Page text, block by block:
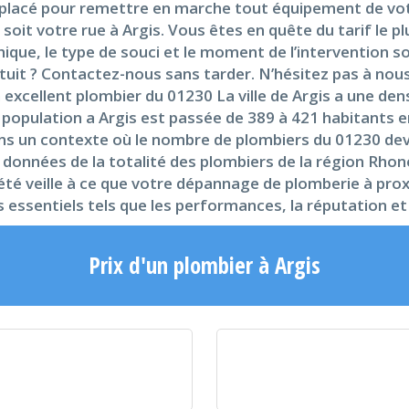
pour remettre en marche tout équipement de
votre rue à Argis. Vous êtes en quête du tarif le
le type de souci et le moment de l’intervention
? Contactez-nous sans tarder. N’hésitez pas à
plombier du 01230 La ville de Argis a une
a Argis est passée de 389 à 421 habitants
un contexte où le nombre de plombiers du 01230
de la totalité des plombiers de la région
veille à ce que votre dépannage de plomberie à
tels que les performances, la réputation et
Prix d'un plombier à Argis